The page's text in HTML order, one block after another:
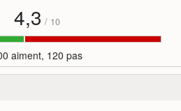
4,3 / 10
aiment, 120 pas